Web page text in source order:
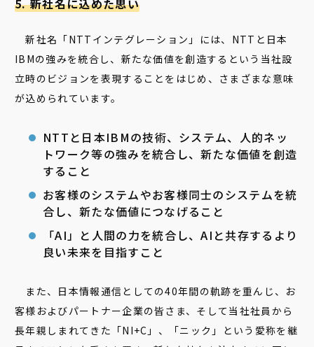
新社名「NTTインテグレーション」には、NTTと日本
IBMの強みを統合し、新たな価値を創造するという当社設
立時のビジョンを表現することをはじめ、さまざまな意味
が込められています。
NTTと日本IBMの技術、システム、人的ネッ
トワーク等の強みを統合し、新たな価値を創造
すること
お客様のシステムやお客様同士のシステムを統
合し、新たな価値につなげること
「AI」と人間の力を統合し、AIと共存するより
良い未来を目指すこと
また、日本情報通信としての40年間の軌跡を重んじ、お
客様およびパートナー企業の皆さま、そして当社社員から
長年親しまれてきた「NI+C」、「ニック」という愛称を継